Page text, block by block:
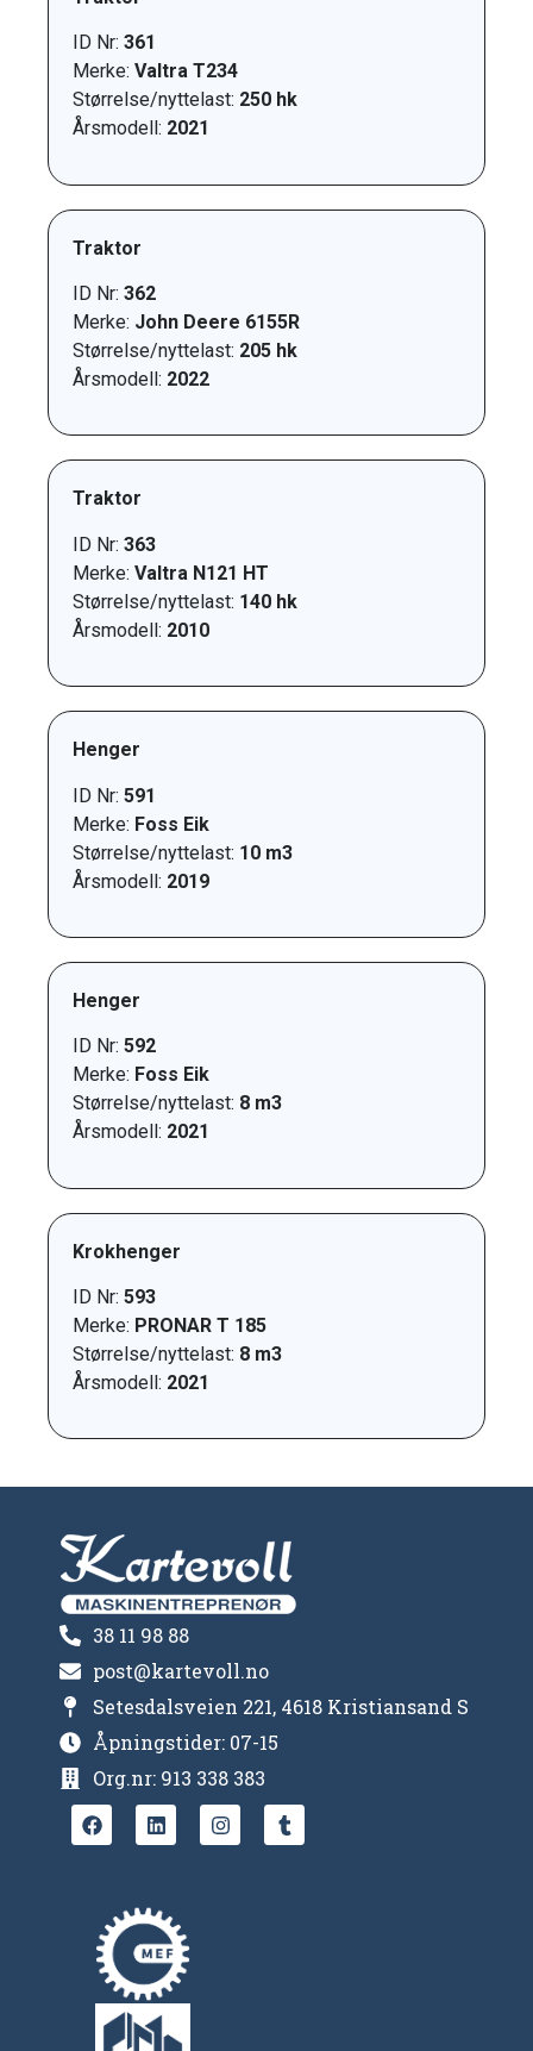
ID Nr: 361
Merke: Valtra T234
Størrelse/nyttelast: 250 hk
Årsmodell: 2021
Traktor
ID Nr: 362
Merke: John Deere 6155R
Størrelse/nyttelast: 205 hk
Årsmodell: 2022
Traktor
ID Nr: 363
Merke: Valtra N121 HT
Størrelse/nyttelast: 140 hk
Årsmodell: 2010
Henger
ID Nr: 591
Merke: Foss Eik
Størrelse/nyttelast: 10 m3
Årsmodell: 2019
Henger
ID Nr: 592
Merke: Foss Eik
Størrelse/nyttelast: 8 m3
Årsmodell: 2021
Krokhenger
ID Nr: 593
Merke: PRONAR T 185
Størrelse/nyttelast: 8 m3
Årsmodell: 2021
38 11 98 88
post@kartevoll.no
Setesdalsveien 221, 4618 Kristiansand S
Åpningstider: 07-15
Org.nr: 913 338 383